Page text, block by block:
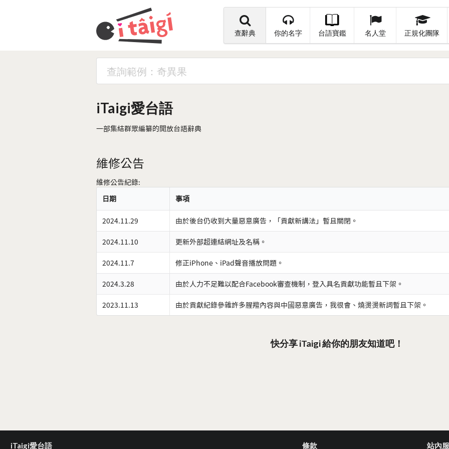
查辭典 你的名字 台語寶鑑 名人堂 正規化團隊
iTaigi愛台語
一部集結群眾編纂的開放台語辭典
維修公告
維修公告紀錄:
日期
事項
2024.11.29 由於後台仍收到大量惡意廣告，「貢獻新講法」暫且關閉。
2024.11.10 更新外部超連結網址及名稱。
2024.11.7 修正iPhone、iPad聲音播放問題。
2024.3.28 由於人力不足難以配合Facebook審查機制，登入具名貢獻功能暫且下架。
2023.11.13 由於貢獻紀錄參雜許多腥羶內容與中國惡意廣告，我很會、燒燙燙新詞暫且下架。
快分享 iTaigi 給你的朋友知道吧！
iTaigi愛台語 條款 站內